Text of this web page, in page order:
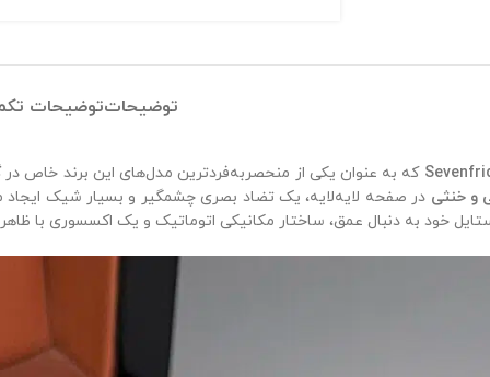
توضیحاتتوضیحات
که به عنوان یکی از منحصربه‌فردترین مدل‌های این برند خاص در
و خنثی در صفحه لایه‌لایه، یک تضاد بصری چشمگیر و بسیار شیک ایجاد
خود به دنبال عمق، ساختار مکانیکی اتوماتیک و یک اکسسوری با